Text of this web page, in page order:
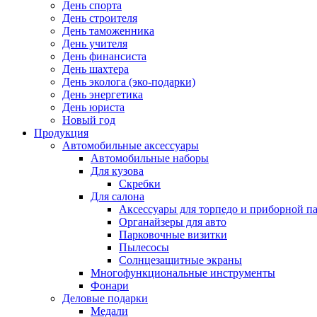
День спорта
День строителя
День таможенника
День учителя
День финансиста
День шахтера
День эколога (эко-подарки)
День энергетика
День юриста
Новый год
Продукция
Автомобильные аксессуары
Автомобильные наборы
Для кузова
Скребки
Для салона
Аксессуары для торпедо и приборной
Органайзеры для авто
Парковочные визитки
Пылесосы
Солнцезащитные экраны
Многофункциональные инструменты
Фонари
Деловые подарки
Медали